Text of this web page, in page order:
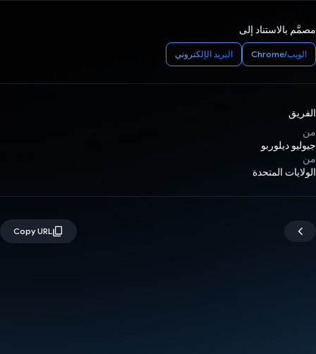
مصمَّم بالاستناد إلى
الويب/Chrome البريد الإلكتروني
الفريق
من
جيوليو ديلوربو
من
الولايات المتحدة